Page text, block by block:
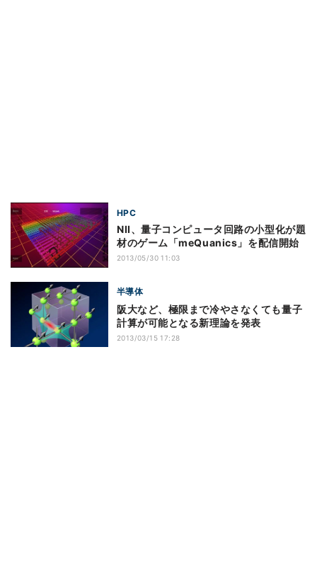
HPC
NII、量子コンピュータ回路の小型化が題
材のゲーム「meQuanics」を配信開始
2013/05/30 11:03
半導体
阪大など、極限まで冷やさなくても量子
計算が可能となる新理論を発表
2013/03/15 17:28